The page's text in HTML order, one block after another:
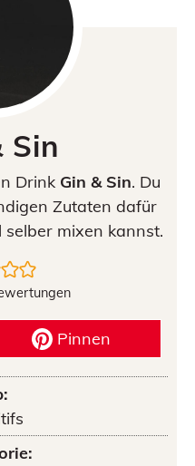
Sin
Drink Gin & Sin. Du
Zutaten dafür
mixen kannst.
Pinnen